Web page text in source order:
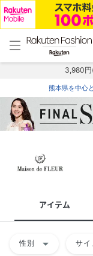
menu home
トップ
3,980円
熊本県を中心
アイテム
性別 arrow_drop_down サイ